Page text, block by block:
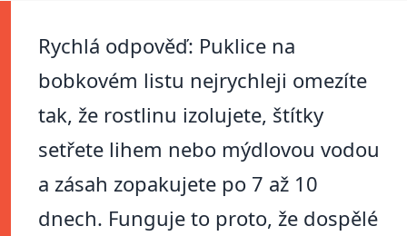
Rychlá odpověď: Puklice na
bobkovém listu nejrychleji omezíte
tak, že rostlinu izolujete, štítky
setřete lihem nebo mýdlovou vodou
a zásah zopakujete po 7 až 10
dnech. Funguje to proto, že dospělé